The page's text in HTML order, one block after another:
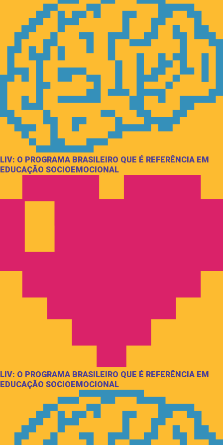
LIV: O PROGRAMA BRASILEIRO QUE É REFERÊNCIA EM
EDUCAÇÃO SOCIOEMOCIONAL
LIV: O PROGRAMA BRASILEIRO QUE É REFERÊNCIA EM
EDUCAÇÃO SOCIOEMOCIONAL